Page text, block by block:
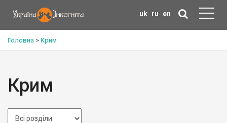
uk ru en
Головна > Крим
Крим